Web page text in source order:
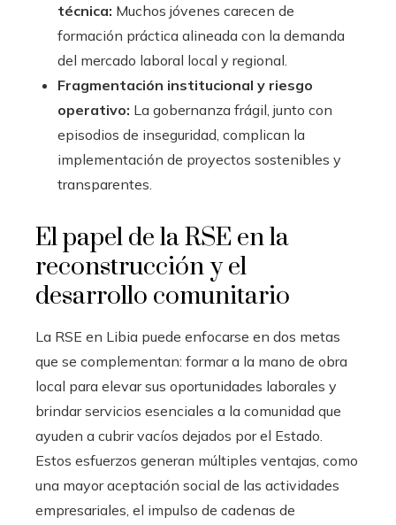
técnica: Muchos jóvenes carecen de
formación práctica alineada con la demanda
del mercado laboral local y regional.
Fragmentación institucional y riesgo
operativo: La gobernanza frágil, junto con
episodios de inseguridad, complican la
implementación de proyectos sostenibles y
transparentes.
El papel de la RSE en la
reconstrucción y el
desarrollo comunitario
La RSE en Libia puede enfocarse en dos metas
que se complementan: formar a la mano de obra
local para elevar sus oportunidades laborales y
brindar servicios esenciales a la comunidad que
ayuden a cubrir vacíos dejados por el Estado.
Estos esfuerzos generan múltiples ventajas, como
una mayor aceptación social de las actividades
empresariales, el impulso de cadenas de